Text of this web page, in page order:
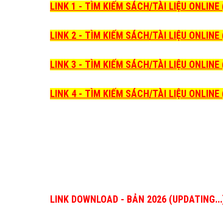
LINK 1 - TÌM KIẾM SÁCH/TÀI LIỆU
LINK 2 - TÌM KIẾM SÁCH/TÀI LIỆU
LINK 3 - TÌM KIẾM SÁCH/TÀI LIỆU
LINK 4 - TÌM KIẾM SÁCH/TÀI LIỆU
LINK DOWNLOAD - BẢN 2026